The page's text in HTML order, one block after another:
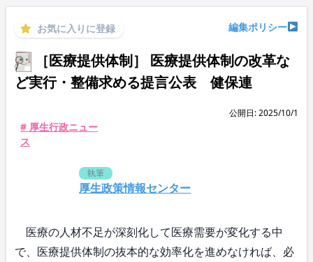
お気に入りに登録 編集ポリシー
［医療提供体制］ 医療提供体制の改革な
ど実行・整備求める提言公表 健保連
公開日: 2025/10/1
# 厚生行政ニュー
ス
執筆
厚生政策情報センター
医療の人材不足が深刻化して医療需要が変化する中
で、医療提供体制の抜本的な効率化を進めなければ、必